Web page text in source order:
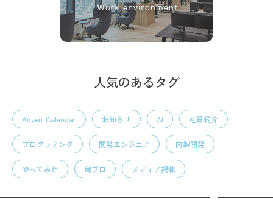
人気のあるタグ
AdventCalendar お知らせ AI 社員紹介
プログラミング 開発エンジニア 内製開発
やってみた 競プロ メディア掲載